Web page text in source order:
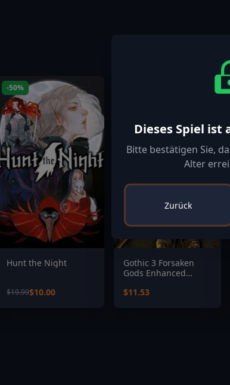
-50%
Hunt the Night
$19.99$10.00
Gothic 3 Forsaken
Gods Enhanced
$11.53
Dieses Spiel
Bitte bestätigen Sie,
Alter
Zurück